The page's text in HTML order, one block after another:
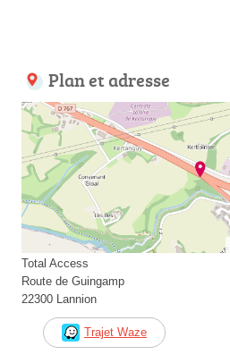
Plan et adresse
Total Access
Route de Guingamp
22300 Lannion
Trajet Waze